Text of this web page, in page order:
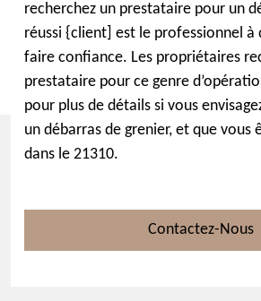
recherchez un prestataire pour un
réussi {client] est le professionnel à
faire confiance. Les propriétaires
prestataire pour ce genre
pour plus de détails si vous
un débarras de grenier, et que vous
dans le 21310.
Contactez-Nous